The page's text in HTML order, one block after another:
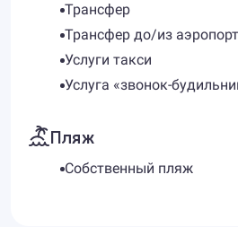
Трансфер
Трансфер до/из
Услуги такси
Услуга «звонок-
Пляж
Собственный пляж